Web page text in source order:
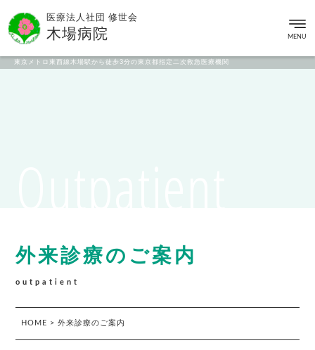
東京メトロ東西線木場駅から徒歩3分の東京都指定二次救急医療機関
医療法人社団 修世会
木場病院 MENU
外来診療のご案内
outpatient
HOME >外来診療のご案内